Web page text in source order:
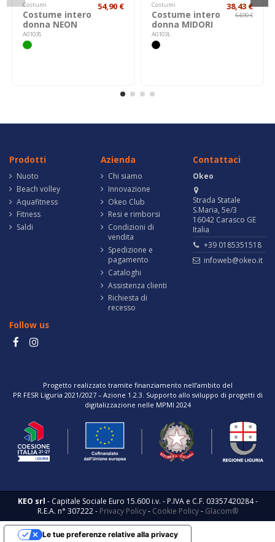
Costumi
Costume intero
donna NEON
A0103S
54,90 € Costumi
Costume intero
donna MIDORI
A0103L
38,43 €
54,90 €
Prodotti
Nuoto
Beach volley
Aquafitness
Fitness
Saldi
Azienda
Chi siamo
Innovazione
Okeo Club
Resi e rimborsi
Condizioni di
vendita
Spedizione e
pagamento
Cataloghi
Assistenza clienti
Richiesta di
recesso
Contattaci
Okeo
Strada Statale
S.Maria, 5e/3
16042 Carasco GE
Italia
+39 0185351518
infoweb@okeo.it
Follow us
Progetto realizzato tramite finanziamento nell’ambito del
PR FESR Liguria 2021/2027 – Azione 1.2.3. Supporto allo sviluppo di progetti di
digitalizzazione nelle MPMI 2024
KEO srl - Capitale Sociale Euro 15.600 i.v. - P.IVA e C.F. 03357420284 -
R.E.A. n° 307222 - Privacy Policy- Cookie Policy- Glacom®
Le tue preferenze relative alla privacy